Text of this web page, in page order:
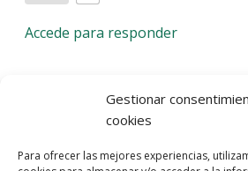
Gestionar
cookies
Para ofrecer las mejores experiencias,
Accede para responder
Deja una respuesta
comentario.